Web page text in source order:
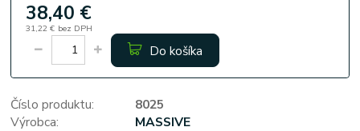
38,40 €
31,22 € bez DPH
Do košíka
Číslo produktu:
8025
Výrobca:
MASSIVE